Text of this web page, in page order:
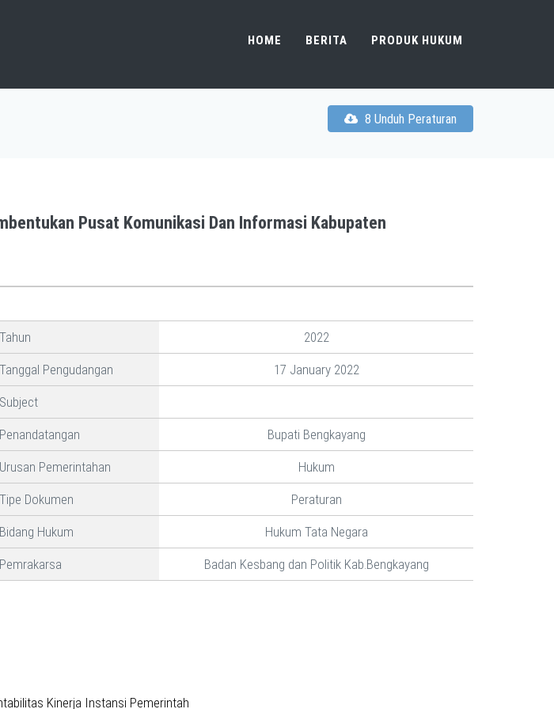
HOME BERITA PRODUK HUKUM
8 Unduh Peraturan
Pusat Komunikasi Dan Informasi Kabupaten
Tahun 2022
Tanggal Pengudangan 17 January 2022
Subject
Penandatangan Bupati Bengkayang
Urusan Pemerintahan Hukum
Tipe Dokumen Peraturan
Bidang Hukum Hukum Tata Negara
Pemrakarsa Badan Kesbang dan Politik Kab.Bengkayang
Kinerja Instansi Pemerintah